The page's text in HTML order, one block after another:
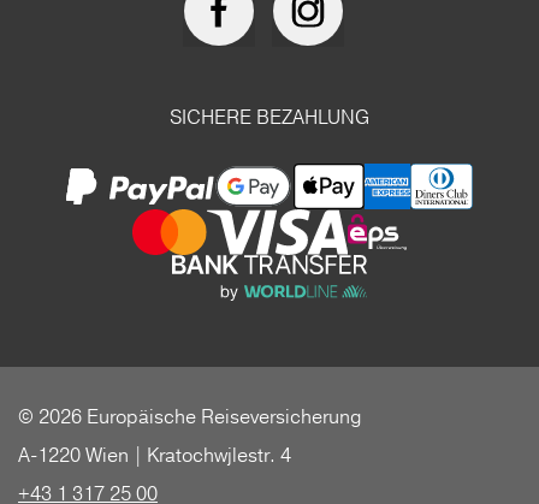
SICHERE BEZAHLUNG
© 2026 Europäische Reiseversicherung
A-1220 Wien | Kratochwjlestr. 4
+43 1 317 25 00